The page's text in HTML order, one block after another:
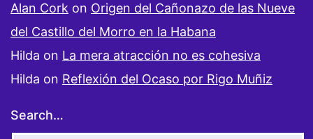
Alan Cork on Origen del Cañonazo de las Nueve
del Castillo del Morro en la Habana
Hilda on La mera atracción no es cohesiva
Hilda on Reflexión del Ocaso por Rigo Muñiz
Search…